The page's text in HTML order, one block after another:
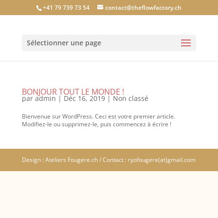
+41 79 739 73 54 contact@theflowfactory.ch
Sélectionner une page
BONJOUR TOUT LE MONDE !
par admin | Déc 16, 2019| Non classé
Bienvenue sur WordPress. Ceci est votre premier article.
Modifiez-le ou supprimez-le, puis commencez à écrire !
Design : Ateliers Fougere.ch / Contact : ryofougere(at)gmail.com